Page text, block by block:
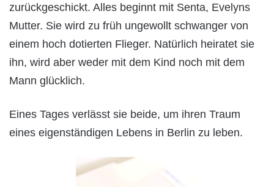
zurückgeschickt. Alles beginnt mit Senta, Evelyns
Mutter. Sie wird zu früh ungewollt schwanger von
einem hoch dotierten Flieger. Natürlich heiratet sie
ihn, wird aber weder mit dem Kind noch mit dem
Mann glücklich.
Eines Tages verlässt sie beide, um ihren Traum
eines eigenständigen Lebens in Berlin zu leben.